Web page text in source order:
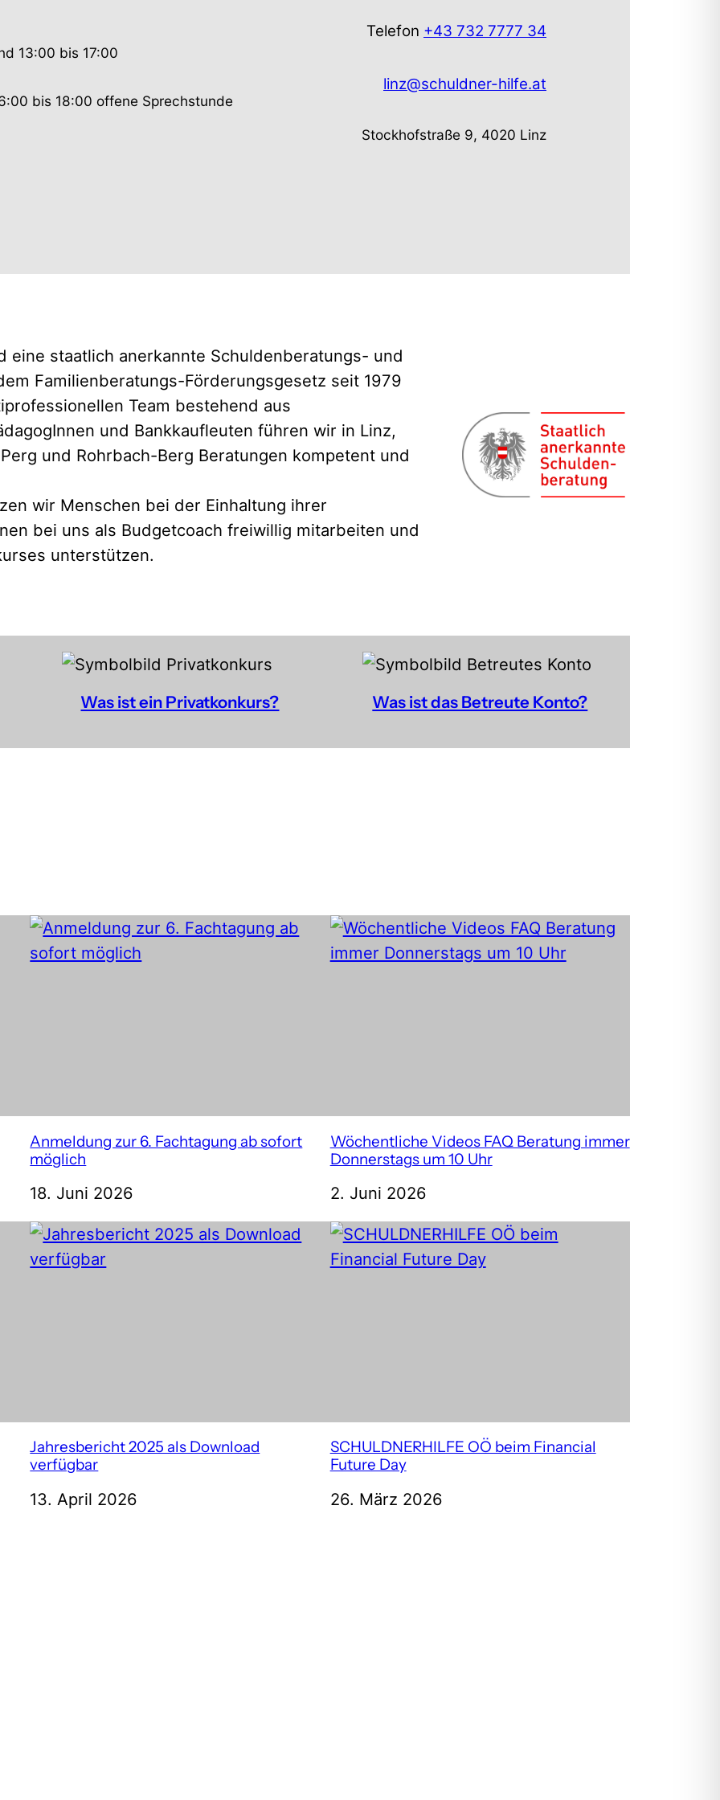
13:00 bis 17:00
bis 18:00 offene Sprechstunde
Telefon +43 732 7777 34
linz@schuldner-hilfe.at
Stockhofstraße 9, 4020 Linz
eine staatlich anerkannte Schuldenberatungs- und
Familienberatungs-Förderungsgesetz seit 1979
Team bestehend aus
und Bankkaufleuten führen wir in Linz,
und Rohrbach-Berg Beratungen kompetent und
wir Menschen bei der Einhaltung ihrer
bei uns als Budgetcoach freiwillig mitarbeiten und
unterstützen.
Was ist ein Privatkonkurs? Was ist das Betreute Konto?
Anmeldung zur 6. Fachtagung ab sofort
möglich
18. Juni 2026
Wöchentliche Videos FAQ Beratung immer
Donnerstags um 10 Uhr
2. Juni 2026
Jahresbericht 2025 als Download
verfügbar
13. April 2026
SCHULDNERHILFE OÖ beim Financial
Future Day
26. März 2026